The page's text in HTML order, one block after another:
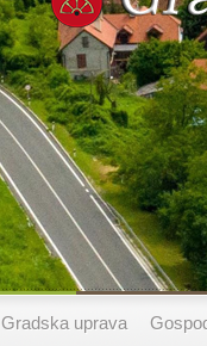
Gradska uprava